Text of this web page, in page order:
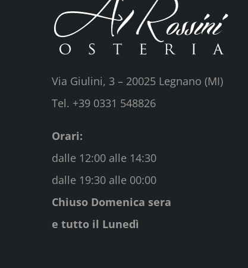
Via Giulini, 3 – 20025 Legnano (MI)
Tel. +39 0331 548826
Orari:
dalle 12:00 alle 14:30
dalle 19:30 alle 00:00
Chiuso Domenica sera
e tutto il Lunedì